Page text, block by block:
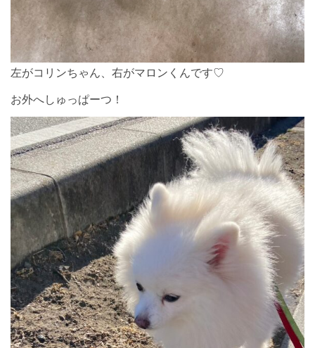
左がコリンちゃん、右がマロンくんです♡
お外へしゅっぱーつ！